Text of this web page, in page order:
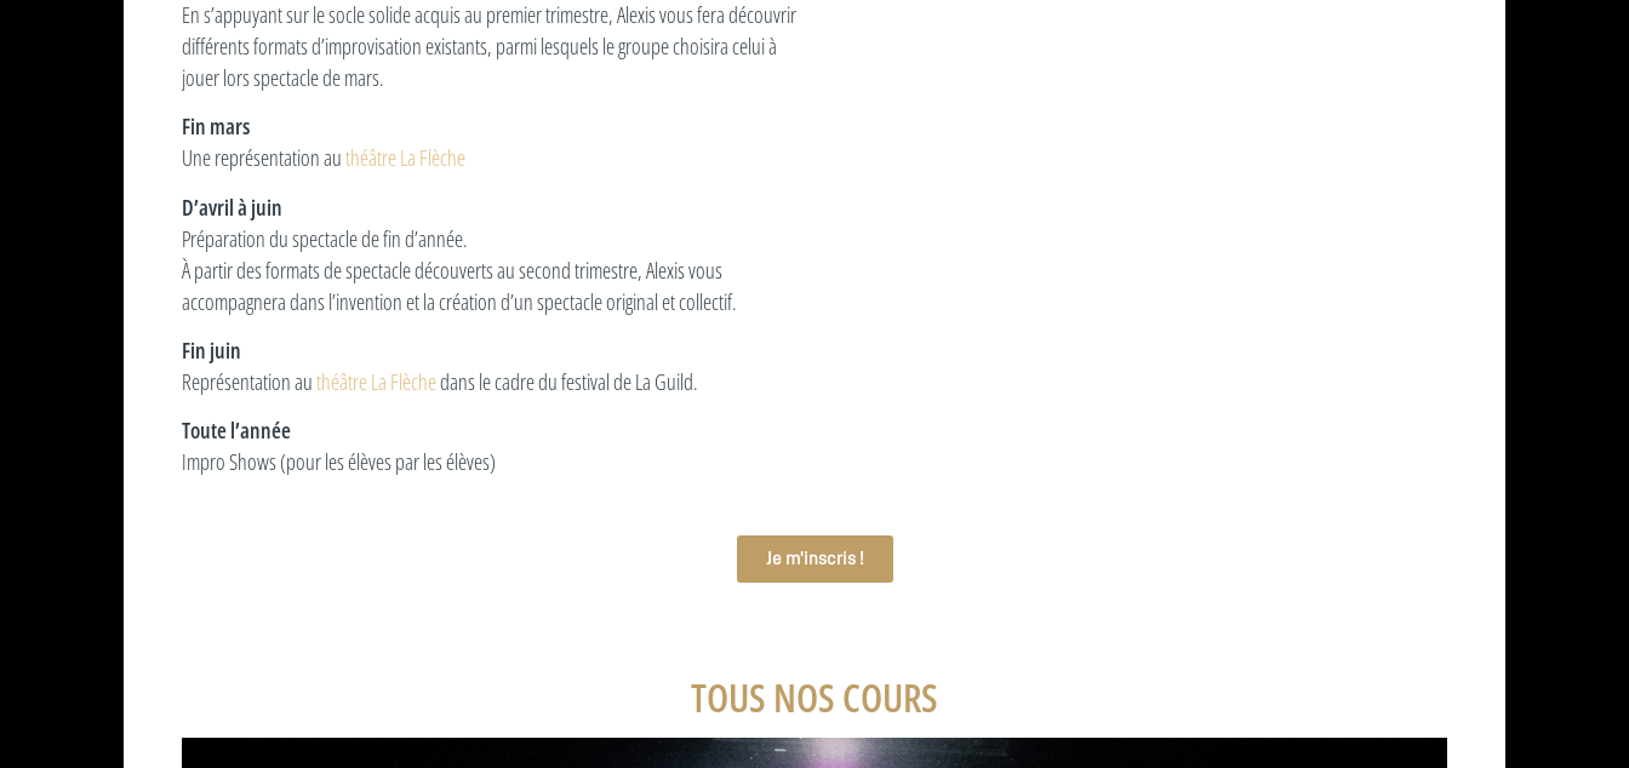
En s’appuyant sur le socle solide acquis au premier trimestre, Alexis vous fera découvrir
différents formats d’improvisation existants, parmi lesquels le groupe choisira celui à
jouer lors spectacle de mars.
Fin mars
Une représentation authéâtre La Flèche
D’avril à juin
Préparation du spectacle de fin d’année.
À partir des formats de spectacle découverts au second trimestre, Alexis vous
accompagnera dans l’invention et la création d’un spectacle original et collectif.
Fin juin
Représentation authéâtre La Flèchedans le cadre du festival de La Guild.
Toute l’année
Impro Shows (pour les élèves par les élèves)
Je m'inscris !
TOUS NOS COURS